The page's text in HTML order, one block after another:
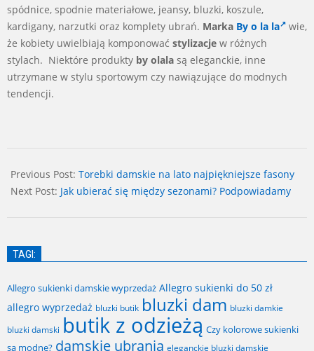
spódnice, spodnie materiałowe, jeansy, bluzki, koszule,
kardigany, narzutki oraz komplety ubrań. Marka By o la la
wie,
że kobiety uwielbiają komponować stylizacje w różnych
stylach. Niektóre produkty by olala są eleganckie, inne
utrzymane w stylu sportowym czy nawiązujące do modnych
tendencji.
06-
20
Previous Post: Torebki damskie na lato najpiękniejsze fasony
Next Post: Jak ubierać się między sezonami? Podpowiadamy
TAGI:
Allegro sukienki damskie wyprzedaż Allegro sukienki do 50 zł
allegro wyprzedaż bluzki butik bluzki dam bluzki damkie
bluzki damski butik z odzieżą Czy kolorowe sukienki
są modne? damskie ubrania eleganckie bluzki damskie